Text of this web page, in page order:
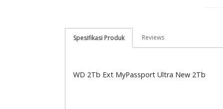
Spesifikasi Produk Reviews
WD 2Tb Ext MyPassport Ultra New 2Tb